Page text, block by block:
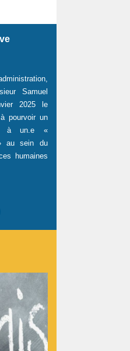
Samuel
2025 le
pourvoir un
à un.e «
au sein du
humaines